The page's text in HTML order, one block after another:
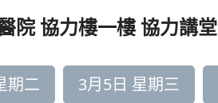
院 協力樓一樓 協力講堂
期二 3月5日 星期三